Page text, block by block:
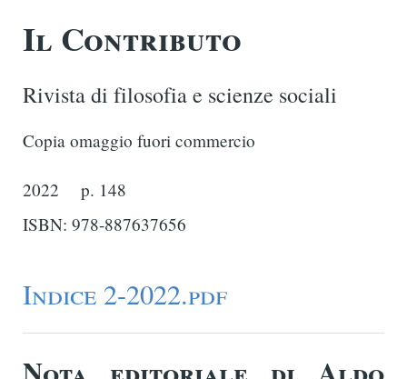
Il Contributo
Rivista di filosofia e scienze sociali
Copia omaggio fuori commercio
2022
p. 148
ISBN: 978-887637656
Indice 2-2022.pdf